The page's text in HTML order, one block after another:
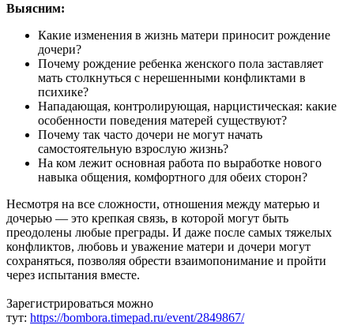
Выясним:
Какие изменения в жизнь матери приносит рождение
дочери?
Почему рождение ребенка женского пола заставляет
мать столкнуться с нерешенными конфликтами в
психике?
Нападающая, контролирующая, нарцистическая: какие
особенности поведения матерей существуют?
Почему так часто дочери не могут начать
самостоятельную взрослую жизнь?
На ком лежит основная работа по выработке нового
навыка общения, комфортного для обеих сторон?
Несмотря на все сложности, отношения между матерью и
дочерью — это крепкая связь, в которой могут быть
преодолены любые преграды. И даже после самых тяжелых
конфликтов, любовь и уважение матери и дочери могут
сохраняться, позволяя обрести взаимопонимание и пройти
через испытания вместе.
Зарегистрироваться можно
тут: https://bombora.timepad.ru/event/2849867/